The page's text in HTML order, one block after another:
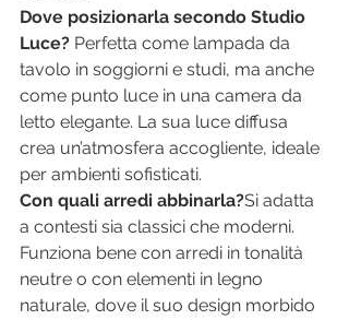
Dove posizionarla secondo Studio
Luce? Perfetta come lampada da
tavolo in soggiorni e studi, ma anche
come punto luce in una camera da
letto elegante. La sua luce diffusa
crea un’atmosfera accogliente, ideale
per ambienti sofisticati.
Con quali arredi abbinarla?Si adatta
a contesti sia classici che moderni.
Funziona bene con arredi in tonalità
neutre o con elementi in legno
naturale, dove il suo design morbido